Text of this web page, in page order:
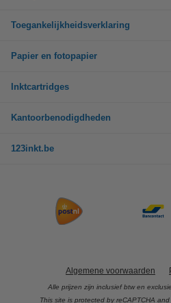
Toegankelijkheidsverklaring
Papier en fotopapier
Inktcartridges
Kantoorbenodigdheden
123inkt.be
Algemene voorwaarden
Alle prijzen zijn inclusief btw en
This site is protected by reCAPTCHA